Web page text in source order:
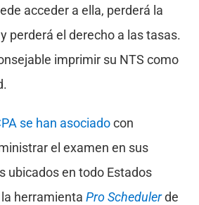
acceder a ella, perderá la
perderá el derecho a las tasas.
imprimir su NTS como
se han asociadocon
el examen en sus
ubicados en todo Estados
herramienta Pro Schedulerde